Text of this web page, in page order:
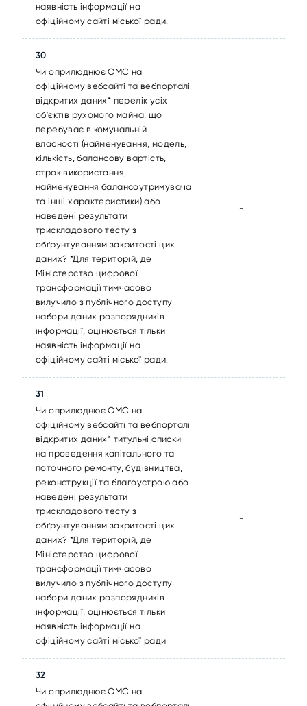
наявність інформації на
офіційному сайті міської ради.
30
Чи оприлюднює ОМС на
офіційному вебсайті та вебпорталі
відкритих даних* перелік усіх
об'єктів рухомого майна, що
перебуває в комунальній
власності (найменування, модель,
кількість, балансову вартість,
строк використання,
найменування балансоутримувача
та інші характеристики) або
наведені результати
трискладового тесту з
обґрунтуванням закритості цих
даних? *Для територій, де
Міністерство цифрової
трансформації тимчасово
вилучило з публічного доступу
набори даних розпорядників
інформації, оцінюється тільки
наявність інформації на
офіційному сайті міської ради.
-
31
Чи оприлюднює ОМС на
офіційному вебсайті та вебпорталі
відкритих даних* титульні списки
на проведення капітального та
поточного ремонту, будівництва,
реконструкції та благоустрою або
наведені результати
трискладового тесту з
обґрунтуванням закритості цих
даних? *Для територій, де
Міністерство цифрової
трансформації тимчасово
вилучило з публічного доступу
набори даних розпорядників
інформації, оцінюється тільки
наявність інформації на
офіційному сайті міської ради
-
32
Чи оприлюднює ОМС на